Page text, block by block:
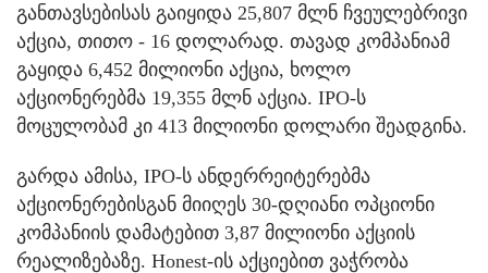
განთავსებისას გაიყიდა 25,807 მლნ ჩვეულებრივი
აქცია, თითო - 16 დოლარად. თავად კომპანიამ
გაყიდა 6,452 მილიონი აქცია, ხოლო
აქციონერებმა 19,355 მლნ აქცია. IPO-ს
მოცულობამ კი 413 მილიონი დოლარი შეადგინა.
გარდა ამისა, IPO-ს ანდერრეიტერებმა
აქციონერებისგან მიიღეს 30-დღიანი ოპციონი
კომპანიის დამატებით 3,87 მილიონი აქციის
რეალიზებაზე. Honest-ის აქციებით ვაჭრობა